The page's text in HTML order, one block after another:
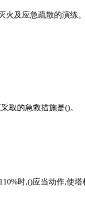
火及应急疏散的演练
取的急救措施是()。
时,()应当动作,使塔